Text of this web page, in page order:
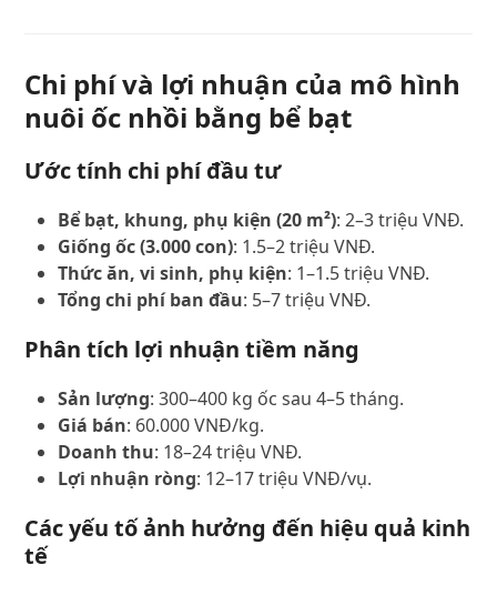
Chi phí và lợi nhuận của mô hình
nuôi ốc nhồi bằng bể bạt
Ước tính chi phí đầu tư
Bể bạt, khung, phụ kiện (20 m²): 2–3 triệu VNĐ.
Giống ốc (3.000 con): 1.5–2 triệu VNĐ.
Thức ăn, vi sinh, phụ kiện: 1–1.5 triệu VNĐ.
Tổng chi phí ban đầu: 5–7 triệu VNĐ.
Phân tích lợi nhuận tiềm năng
Sản lượng: 300–400 kg ốc sau 4–5 tháng.
Giá bán: 60.000 VNĐ/kg.
Doanh thu: 18–24 triệu VNĐ.
Lợi nhuận ròng: 12–17 triệu VNĐ/vụ.
Các yếu tố ảnh hưởng đến hiệu quả kinh
tế